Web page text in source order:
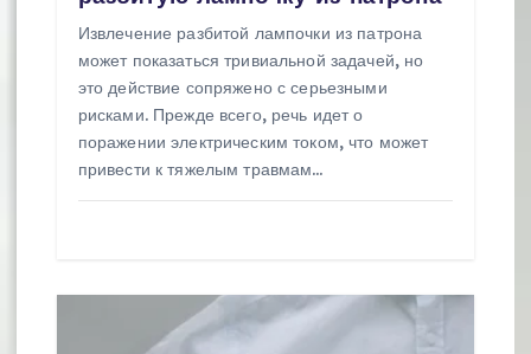
Извлечение разбитой лампочки из патрона
может показаться тривиальной задачей, но
это действие сопряжено с серьезными
рисками. Прежде всего, речь идет о
поражении электрическим током, что может
привести к тяжелым травмам…